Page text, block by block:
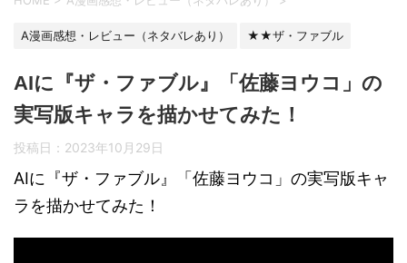
A漫画感想・レビュー（ネタバレあり） ★★ザ・ファブル
AIに『ザ・ファブル』「佐藤ヨウコ」の
実写版キャラを描かせてみた！
投稿日： 2023年10月29日
AIに『ザ・ファブル』「佐藤ヨウコ」の実写版キャ
ラを描かせてみた！